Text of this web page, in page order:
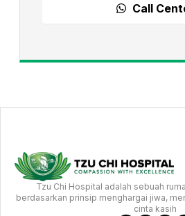
Call
Tzu Chi Hospital adalah sebuah
berdasarkan prinsip menghargai jiwa,
cinta kasih